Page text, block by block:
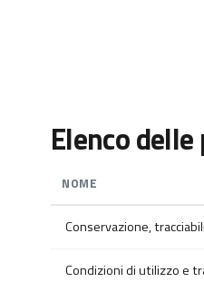
Elenco
NOME
Conservazione,
Condizioni di utilizzo e